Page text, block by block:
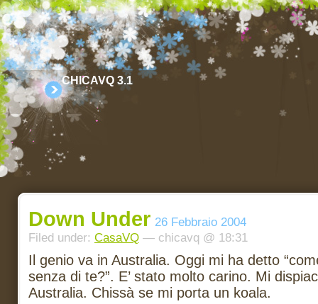
CHICAVQ 3.1
Down Under 26 Febbraio 2004
Filed under: CasaVQ — chicavq @ 18:31
Il genio va in Australia. Oggi mi ha detto
senza di te?”. E’ stato molto carino. Mi
Australia. Chissà se mi porta un koala.